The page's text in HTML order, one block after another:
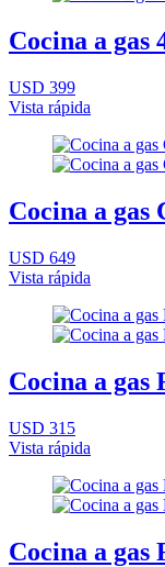
Cocina a gas
USD 399
Vista rápida
Cocina a gas
USD 649
Vista rápida
Cocina a gas
USD 315
Vista rápida
Cocina a